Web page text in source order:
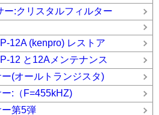
ー:クリスタルフィルター
12A (kenpro) レストア
12 と12Aメンテナンス
(オールトランジスタ)
:（F=455kHZ)
第5弾